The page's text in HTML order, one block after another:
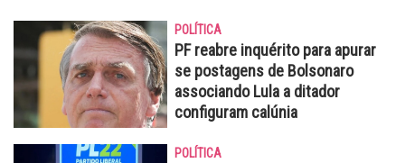
POLÍTICA
PF reabre inquérito para apurar
se postagens de Bolsonaro
associando Lula a ditador
configuram calúnia
POLÍTICA